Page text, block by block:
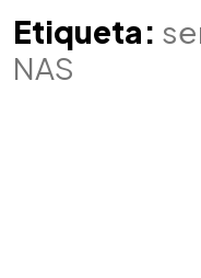
Etiqueta:
NAS